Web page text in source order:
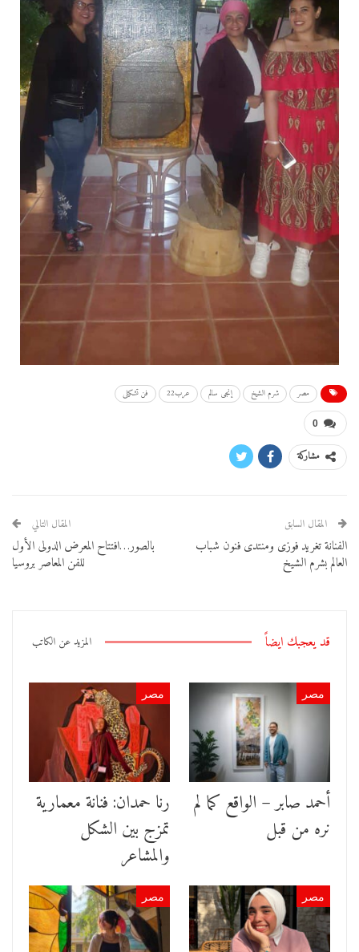
مصر شرم الشيخ إنجى سالم عرب22 فن تشكيلى
0
مشاركة
المقال السابق
الفنانة تغريد فوزى ومنتدى فنون شباب
العالم بشرم الشيخ
المقال التالي
بالصور…افتتاح المعرض الدولى الأول
للفن المعاصر بروسيا
قد يعجبك ايضاً المزيد عن الكاتب
مصر
أحمد صابر – الواقع كما لم
نره من قبل
مصر
رنا حمدان: فنانة معمارية
تمزج بين الشكل
والمشاعر
مصر مصر